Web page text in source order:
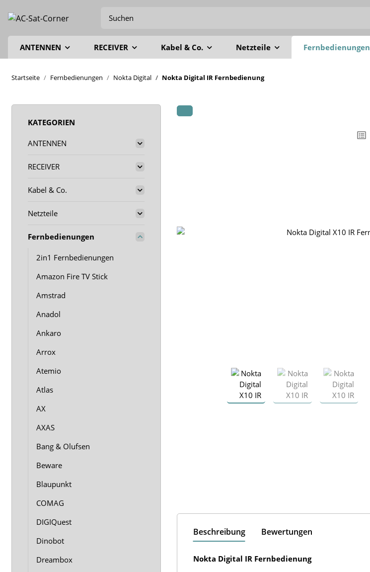
ANTENNEN RECEIVER Kabel & Co. Netzteile Fernbedienungen
Startseite Fernbedienungen Nokta Digital Nokta Digital IR Fernbedienung
Beschreibung Bewertungen
Nokta Digital IR Fernbedienung
KATEGORIEN
ANTENNEN
RECEIVER
Kabel & Co.
Netzteile
Fernbedienungen
2in1 Fernbedienungen
Amazon Fire TV Stick
Amstrad
Anadol
Ankaro
Arrox
Atemio
Atlas
AX
AXAS
Bang & Olufsen
Beware
Blaupunkt
COMAG
DIGIQuest
Dinobot
Dreambox